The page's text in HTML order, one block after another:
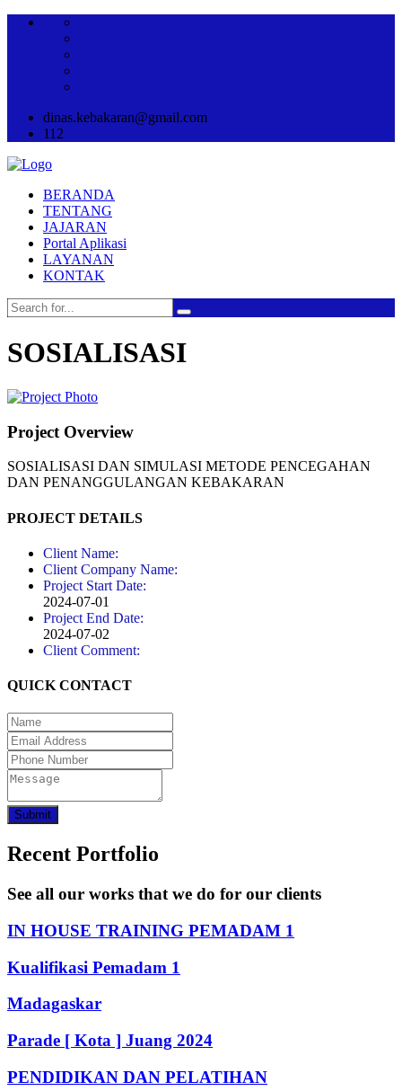
dinas.kebakaran@gmail.com
112
BERANDA
TENTANG
JAJARAN
Portal Aplikasi
LAYANAN
KONTAK
SOSIALISASI
Project Overview
SOSIALISASI DAN SIMULASI METODE PENCEGAHAN
DAN PENANGGULANGAN KEBAKARAN
PROJECT DETAILS
Client Name:
Client Company Name:
Project Start Date:
2024-07-01
Project End Date:
2024-07-02
Client Comment:
QUICK CONTACT
Submit
Recent Portfolio
See all our works that we do for our clients
IN HOUSE TRAINING PEMADAM 1
Kualifikasi Pemadam 1
Madagaskar
Parade [ Kota ] Juang 2024
PENDIDIKAN DAN PELATIHAN